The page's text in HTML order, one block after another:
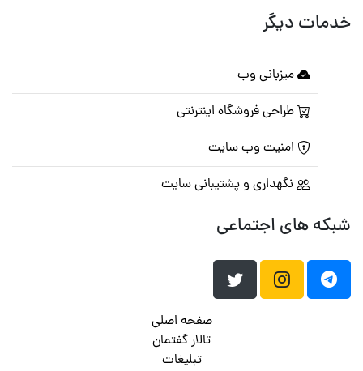
خدمات دیگر
میزبانی وب
طراحی فروشگاه اینترنتی
امنیت وب سایت
نگهداری و پشتیبانی سایت
شبکه های اجتماعی
صفحه اصلی
تالار گفتمان
تبلیغات